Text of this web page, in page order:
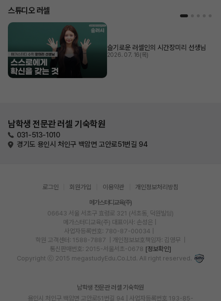
스튜디오 러셀
슬기로운 러셀인의 시간장미리 선생님
2026. 07. 16(목)
남학생 전문관 러셀 기숙학원
031-513-1010
경기도 용인시 처인구 백암면 고안로51번길 94
로그인 회원가입 이용약관 개인정보처리방침
메가스터디교육(주)
06643 서울 서초구 효령로 321 (서초동, 덕원빌딩)
메가스터디교육(주) 대표이사: 손성은 |
사업자등록번호: 780-87-00034
학원 고객센터: 1588-7887
| 개인정보보호책임자: 김영무
통신판매번호: 2015-서울서초-0678 [정보확인]
Copyright ⓒ 2015 megastudyEdu.Co.Ltd. All right reserved.
남학생 전문관 러셀 기숙학원
용인시 처인구 백암면 고안로51번길 94 | 사업자등록번호 193-85-